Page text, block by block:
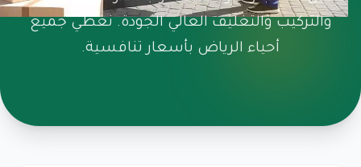
والتركيب والتغليف العالي الجودة. نغطي جميع
أحياء الرياض بأسعار تنافسية.